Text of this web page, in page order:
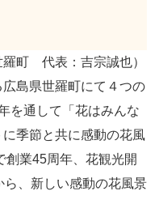
町 代表：吉宗誠也）
島県世羅町にて４つの
を通して「花はみんな
季節と共に感動の花風
創業45周年、花観光開
、新しい感動の花風景